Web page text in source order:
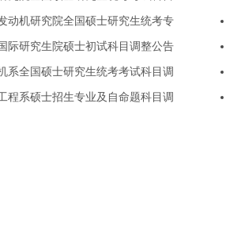
动机研究院全国硕士研究生统考专
际研究生院硕士初试科目调整公告
系全国硕士研究生统考考试科目调
程系硕士招生专业及自命题科目调